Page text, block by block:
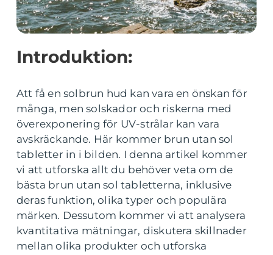
Introduktion:
Att få en solbrun hud kan vara en önskan för
många, men solskador och riskerna med
överexponering för UV-strålar kan vara
avskräckande. Här kommer brun utan sol
tabletter in i bilden. I denna artikel kommer
vi att utforska allt du behöver veta om de
bästa brun utan sol tabletterna, inklusive
deras funktion, olika typer och populära
märken. Dessutom kommer vi att analysera
kvantitativa mätningar, diskutera skillnader
mellan olika produkter och utforska